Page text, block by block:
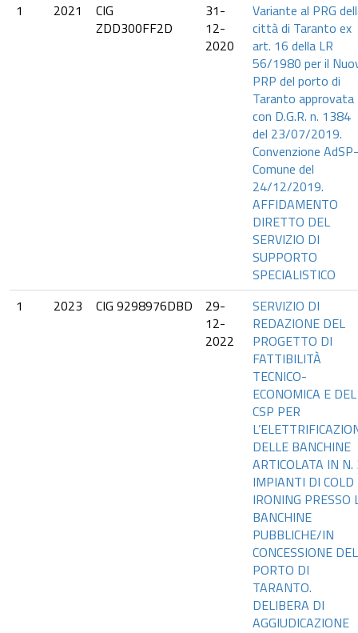
1
2021
CIG
ZDD300FF2D
31-
12-
2020
Variante al PRG
città di Taranto ex
art. 16 della LR
56/1980 per il
PRP del porto di
Taranto approvata
con D.G.R. n. 1384
del 23/07/2019.
Convenzione AdSP-
Comune del
24/12/2019.
AFFIDAMENTO
DIRETTO DEL
SERVIZIO DI
SUPPORTO
SPECIALISTICO
1
2023 CIG 9298976DBD
29-
12-
2022
SERVIZIO DI
REDAZIONE DEL
PROGETTO DI
FATTIBILITÀ
TECNICO-
ECONOMICA E DEL
CSP PER
DELLE BANCHINE
ARTICOLATA IN N.
IMPIANTI DI COLD
IRONING PRESSO
BANCHINE
PUBBLICHE/IN
CONCESSIONE DEL
PORTO DI
TARANTO.
DELIBERA DI
AGGIUDICAZIONE